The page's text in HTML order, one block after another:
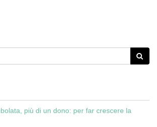
più di un dono: per far crescere la